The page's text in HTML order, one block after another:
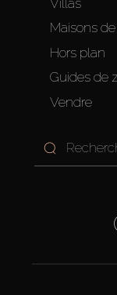
Villas
Maisons
Hors plan
Guides de
Vendre